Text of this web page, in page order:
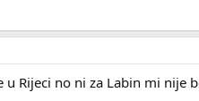
Rijeci no ni za Labin mi